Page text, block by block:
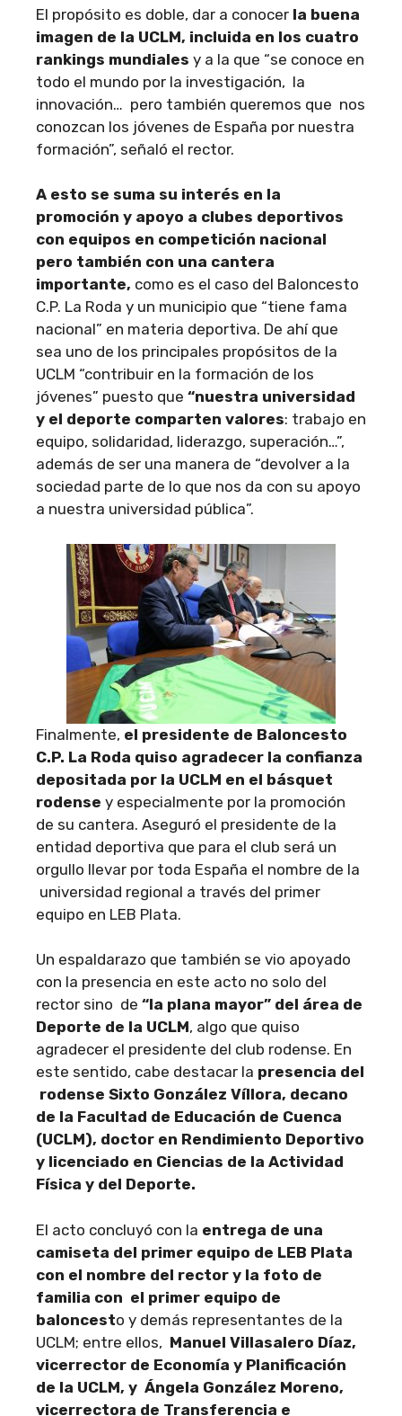
El propósito es doble, dar a conocer la buena
imagen de la UCLM, incluida en los cuatro
rankings mundiales y a la que “se conoce en
todo el mundo por la investigación, la
innovación… pero también queremos que nos
conozcan los jóvenes de España por nuestra
formación”, señaló el rector.
A esto se suma su interés en la
promoción y apoyo a clubes deportivos
con equipos en competición nacional
pero también con una cantera
importante, como es el caso del Baloncesto
C.P. La Roda y un municipio que “tiene fama
nacional” en materia deportiva. De ahí que
sea uno de los principales propósitos de la
UCLM “contribuir en la formación de los
jóvenes” puesto que “nuestra universidad
y el deporte comparten valores: trabajo en
equipo, solidaridad, liderazgo, superación…”,
además de ser una manera de “devolver a la
sociedad parte de lo que nos da con su apoyo
a nuestra universidad pública”.
Finalmente, el presidente de Baloncesto
C.P. La Roda quiso agradecer la confianza
depositada por la UCLM en el básquet
rodense y especialmente por la promoción
de su cantera. Aseguró el presidente de la
entidad deportiva que para el club será un
orgullo llevar por toda España el nombre de la
universidad regional a través del primer
equipo en LEB Plata.
Un espaldarazo que también se vio apoyado
con la presencia en este acto no solo del
rector sino de “la plana mayor” del área de
Deporte de la UCLM, algo que quiso
agradecer el presidente del club rodense. En
este sentido, cabe destacar la presencia del
rodense Sixto González Víllora, decano
de la Facultad de Educación de Cuenca
(UCLM), doctor en Rendimiento Deportivo
y licenciado en Ciencias de la Actividad
Física y del Deporte.
El acto concluyó con la entrega de una
camiseta del primer equipo de LEB Plata
con el nombre del rector y la foto de
familia con el primer equipo de
baloncesto y demás representantes de la
UCLM; entre ellos, Manuel Villasalero Díaz,
vicerrector de Economía y Planificación
de la UCLM, y Ángela González Moreno,
vicerrectora de Transferencia e